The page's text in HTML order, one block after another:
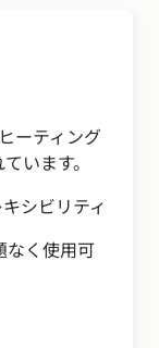
ーティング
います。
シビリティ
く使用可